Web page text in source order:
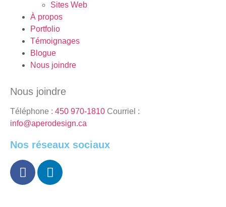
Sites Web
À propos
Portfolio
Témoignages
Blogue
Nous joindre
Nous joindre
Téléphone : 450 970-1810 Courriel :
info@aperodesign.ca
Nos réseaux sociaux